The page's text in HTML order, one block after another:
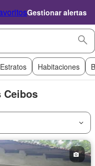
Gestionar alertas
Estratos Habitaciones
Ceibos